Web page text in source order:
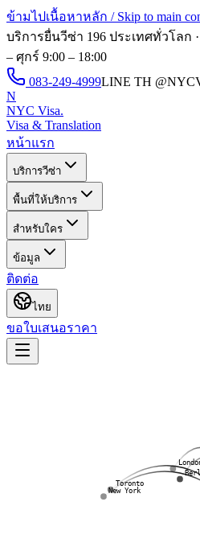
ข้ามไปเนื้อหาหลัก / Skip to main
บริการยื่นวีซ่า 196 ประเทศทั่วโลก
– ศุกร์ 9:00 – 18:00
083-249-4999LINE TH
N
NYC Visa.
Visa & Translation
หน้าแรก
บริการวีซ่า
พื้นที่ให้บริการ
สำหรับใคร
ข้อมูล
ติดต่อ
ไทย
ขอใบเสนอราคา
New York
Toronto